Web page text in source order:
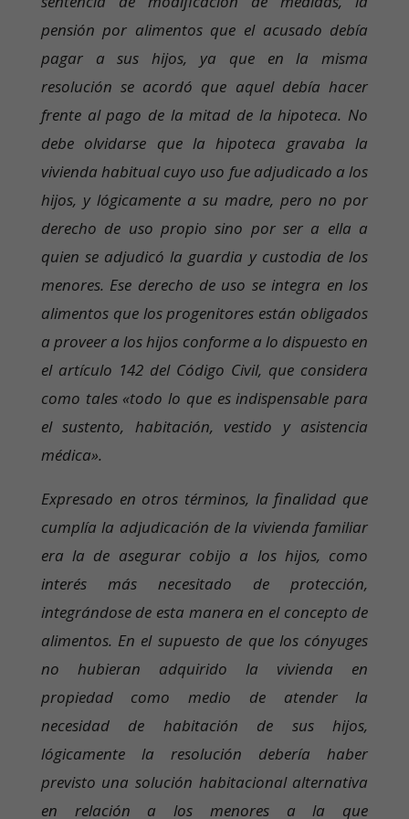
pensión por alimentos que el acusado debía
pagar a sus hijos, ya que en la misma
resolución se acordó que aquel debía hacer
frente al pago de la mitad de la hipoteca. No
debe olvidarse que la hipoteca gravaba la
vivienda habitual cuyo uso fue adjudicado a los
hijos, y lógicamente a su madre, pero no por
derecho de uso propio sino por ser a ella a
quien se adjudicó la guardia y custodia de los
menores. Ese derecho de uso se integra en los
alimentos que los progenitores están obligados
a proveer a los hijos conforme a lo dispuesto en
el artículo 142 del Código Civil, que considera
como tales «todo lo que es indispensable para
el sustento, habitación, vestido y asistencia
médica».
Expresado en otros términos, la finalidad que
cumplía la adjudicación de la vivienda familiar
era la de asegurar cobijo a los hijos, como
interés más necesitado de protección,
integrándose de esta manera en el concepto de
alimentos. En el supuesto de que los cónyuges
no hubieran adquirido la vivienda en
propiedad como medio de atender la
necesidad de habitación de sus hijos,
lógicamente la resolución debería haber
previsto una solución habitacional alternativa
en relación a los menores a la que